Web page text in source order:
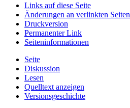
Links auf diese Seite
Änderungen an verlinkten Seiten
Druckversion
Permanenter Link
Seiten­­informationen
Seite
Diskussion
Lesen
Quelltext anzeigen
Versionsgeschichte